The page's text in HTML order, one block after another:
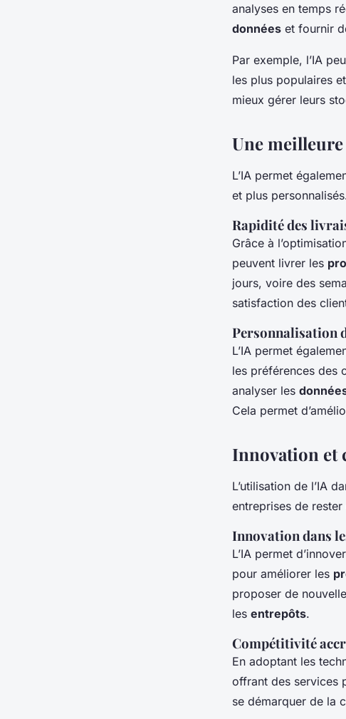
analyses en temps
données et fournir
Par exemple, l’IA
les plus populaires
mieux gérer leurs
Une
L’IA permet
et plus
Rapidité des
Grâce à
peuvent livrer les
jours, voire des
satisfaction des
Personnalisation
L’IA permet
les préférences des
analyser les
Cela permet
Innovation et
L’utilisation de l’IA
entreprises de
Innovation dans
L’IA permet
pour améliorer les
proposer de
les entrepôts.
Compétitivité
En adoptant les
offrant des services
se démarquer de la